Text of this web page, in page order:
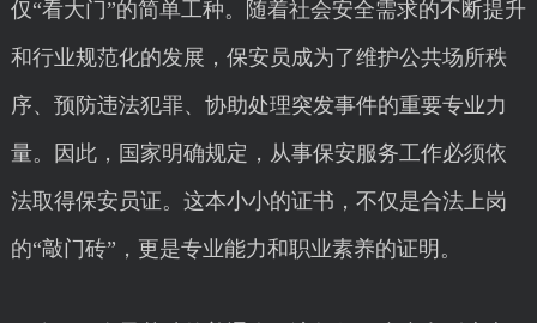
仅“看大门”的简单工种。随着社会安全需求的不断提升
和行业规范化的发展，保安员成为了维护公共场所秩
序、预防违法犯罪、协助处理突发事件的重要专业力
量。因此，国家明确规定，从事保安服务工作必须依
法取得保安员证。这本小小的证书，不仅是合法上岗
的“敲门砖”，更是专业能力和职业素养的证明。